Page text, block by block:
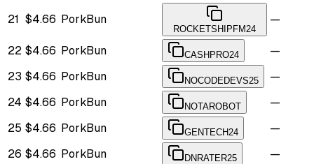
21 $4.66 PorkBun
ROCKETSHIPFM24
—
22 $4.66 PorkBun CASHPRO24
—
23 $4.66 PorkBun NOCODEDEVS25
—
24 $4.66 PorkBun NOTAROBOT
—
25 $4.66 PorkBun GENTECH24
—
26 $4.66 PorkBun DNRATER25
—